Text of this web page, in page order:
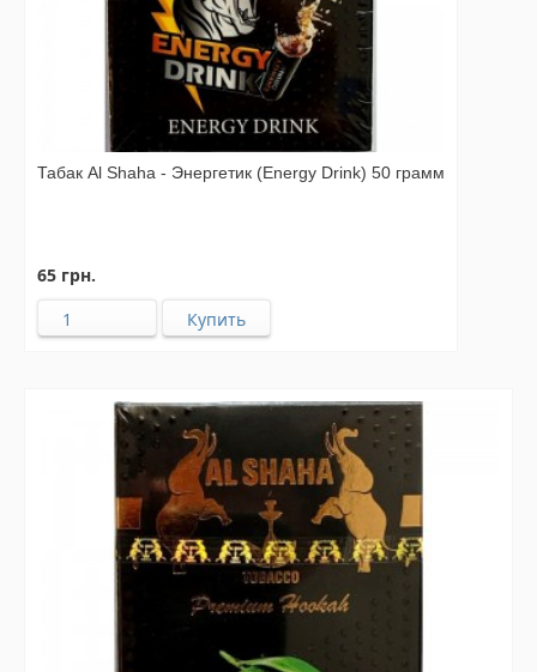
Табак Al Shaha - Энергетик (Energy Drink) 50 грамм
65 грн.